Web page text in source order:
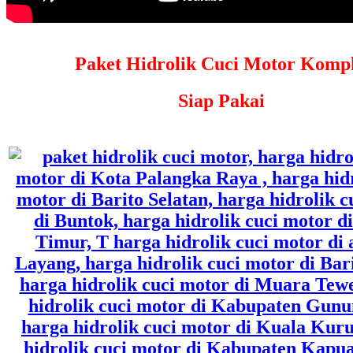
Paket Hidrolik Cuci Motor
Siap Pakai